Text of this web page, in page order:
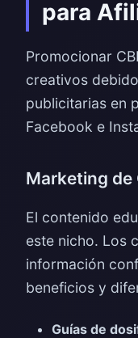
para
Promocionar
creativos
publicitarias en
Facebook e
Marketing
El contenido
este nicho. Los
información
beneficios y
Guías de